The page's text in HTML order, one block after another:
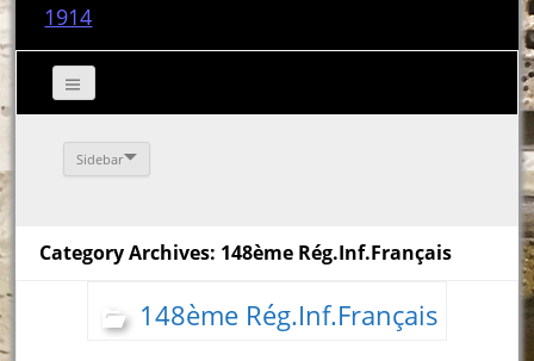
1914
Sidebar
Category Archives: 148ème Rég.Inf.Français
148ème Rég.Inf.Français